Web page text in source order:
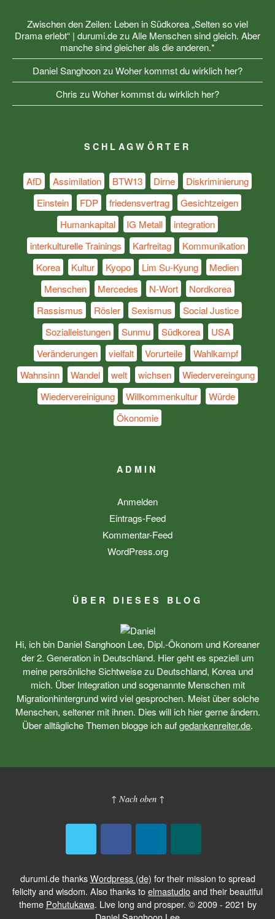
Zwischen den Zeilen: Leben in Südkorea „Selten so viel
Drama erlebt“ | durumi.dezuAlle Menschen sind gleich. Aber
manche sind gleicher als die anderen.*
Daniel SanghoonzuWoher kommst du wirklich her?
Chris zuWoher kommst du wirklich her?
SCHLAGWÖRTER
AfD Assimilation BTW13 Dirne
Diskriminierung
Einstein
FDP friedensvertrag
Gesichtzeigen
Humankapital
IG Metall
integration
interkulturelle Trainings
Karfreitag
Kommunikation
Korea
Kultur Kyopo Lim Su-Kyung
Medien
Menschen
Mercedes N-Wort
Nordkorea
Rassismus
Rösler Sexismus
Social Justice
Sozialleistungen
Sunmu Südkorea
USA
Veränderungen
vielfalt Vorurteile
Wahlkampf
Wahnsinn
Wandel welt wichsen
Wiedervereingung
Wiedervereinigung
Willkommenkultur
Würde
Ökonomie
ADMIN
Anmelden
Eintrags-Feed
Kommentar-Feed
WordPress.org
ÜBER DIESES BLOG
Hi, ich bin Daniel Sanghoon Lee, Dipl.-Ökonom und Koreaner
der 2. Generation in Deutschland. Hier geht es speziell um
meine persönliche Sichtweise zu Deutschland, Korea und
mich. Über Integration und sogenannte Menschen mit
Migrationhintergrund wird viel gesprochen. Meist über solche
Menschen, seltener mit ihnen. Dies will ich hier gerne ändern.
Über alltägliche Themen blogge ich aufgedankenreiter.de.
↑ Nach oben ↑
durumi.de thanksWordpress (de) for their mission to spread
felicity and wisdom. Also thanks toelmastudioand their beautiful
theme Pohutukawa. Live long and prosper. © 2009 - 2021 by